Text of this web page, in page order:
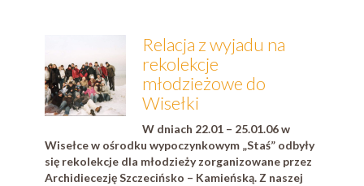
Relacja z wyjadu na
rekolekcje
młodzieżowe do
Wisełki
W dniach 22.01 – 25.01.06 w
Wisełce w ośrodku wypoczynkowym „Staś” odbyły
się rekolekcje dla młodzieży zorganizowane przez
Archidiecezję Szczecińsko – Kamieńską. Z naszej